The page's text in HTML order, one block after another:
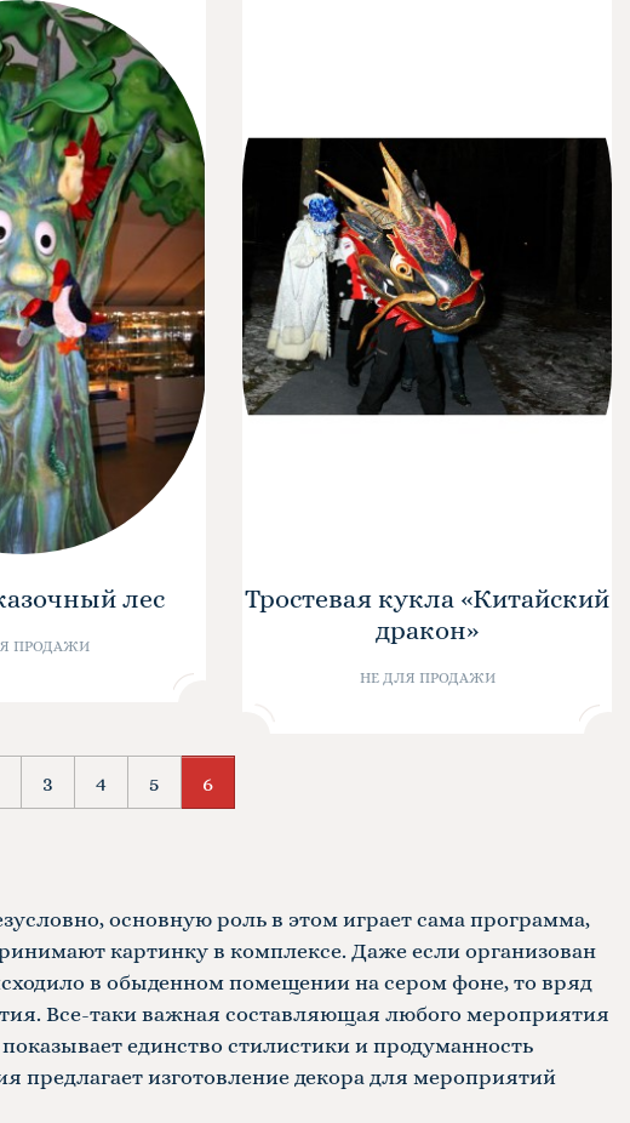
лес
ПРОДАЖИ
Тростевая кукла «Китайский
дракон»
НЕ ДЛЯ ПРОДАЖИ
3 4 5 6
основную роль в этом играет сама программа,
картинку в комплексе. Даже если организован
в обыденном помещении на сером фоне, то вряд
Все-таки важная составляющая любого мероприятия
единство стилистики и продуманность
предлагает изготовление декора для мероприятий